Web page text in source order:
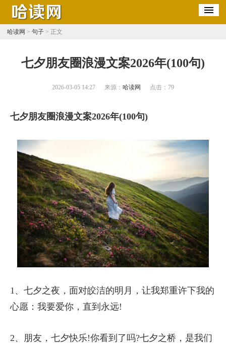
哈读网 > 句子> 正文
七夕朋友圈浪漫文案2026年(100句)
2026-03-05 14:27 来源： 哈读网 点击： 79
七夕朋友圈浪漫文案2026年(100句)
1、七夕之夜，面对皎洁的明月，让我郑重许下我的
心愿：我要爱你，直到永远!
2、朋友，七夕快乐!你看到了吗?七夕之桥，是我们